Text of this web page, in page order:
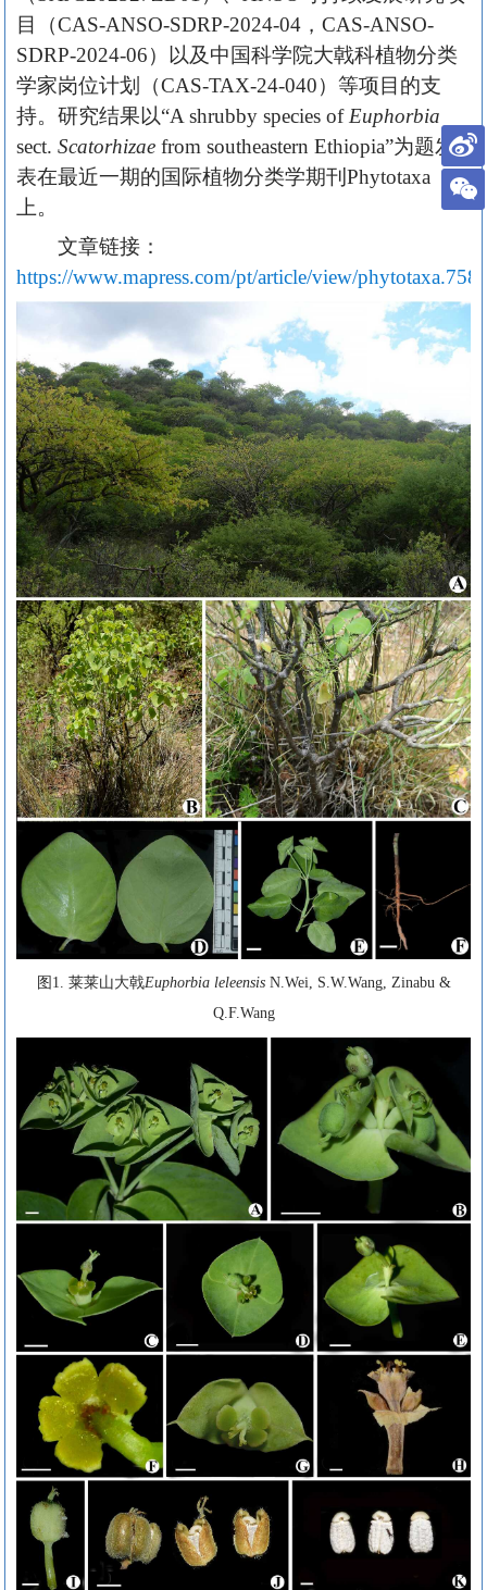
目（CAS-ANSO-SDRP-2024-04，CAS-ANSO-
SDRP-2024-06）以及中国科学院大戟科植物分类
学家岗位计划（CAS-TAX-24-040）等项目的支
持。研究结果以“A shrubby species of Euphorbia
sect. Scatorhizae from southeastern Ethiopia”为题发
表在最近一期的国际植物分类学期刊Phytotaxa
上。
文章链接：
https://www.mapress.com/pt/article/view/
图1. 莱莱山大戟Euphorbia leleensisN.Wei, S.W.Wang, Zinabu &
Q.F.Wang